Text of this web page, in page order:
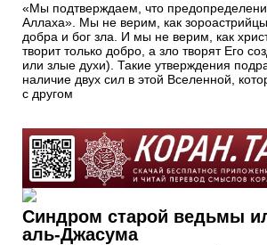
«Мы подтверждаем, что
Аллаха». Мы не верим, как
добра и бог зла. И мы не верим, как
творит только добро, а зло творят Его
или злые духи). Такие утверждения
наличие двух сил в этой Вселенной,
с другом
Синдром старой ведьмы
аль-Джасума